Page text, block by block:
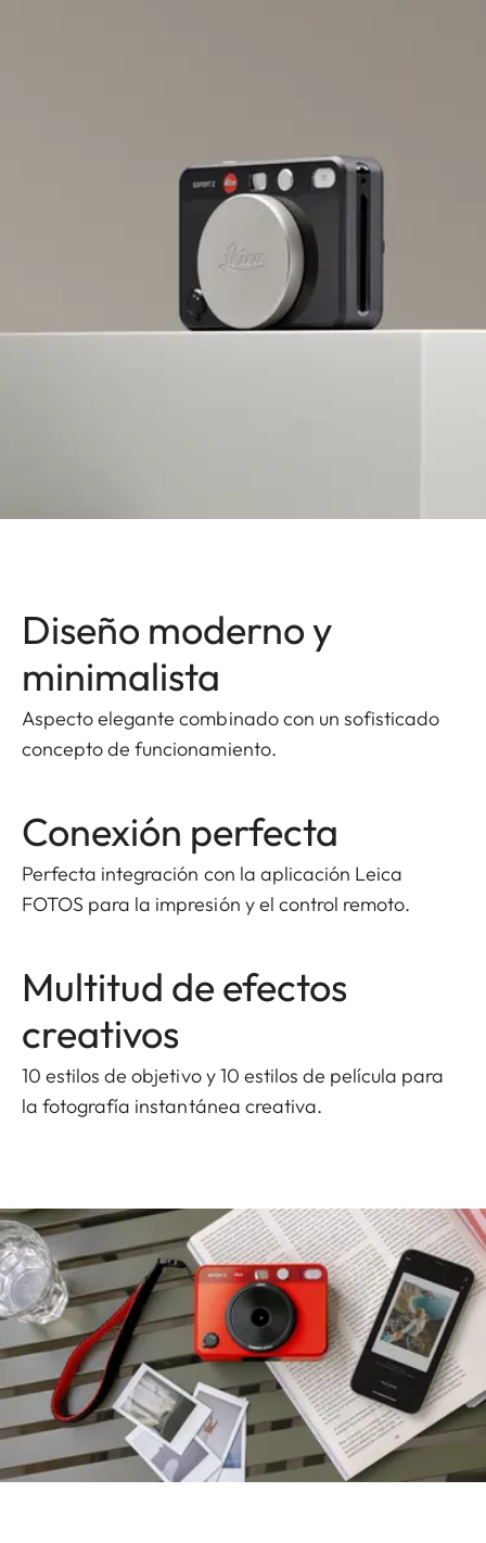
Diseño moderno y
minimalista
Aspecto elegante combinado con un sofisticado
concepto de funcionamiento.
Conexión perfecta
Perfecta integración con la aplicación Leica
FOTOS para la impresión y el control remoto.
Multitud de efectos
creativos
10 estilos de objetivo y 10 estilos de película para
la fotografía instantánea creativa.